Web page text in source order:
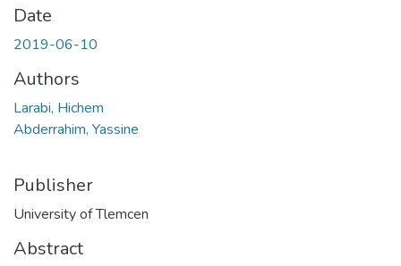
Date
2019-06-10
Authors
Larabi, Hichem
Abderrahim, Yassine
Publisher
University of Tlemcen
Abstract